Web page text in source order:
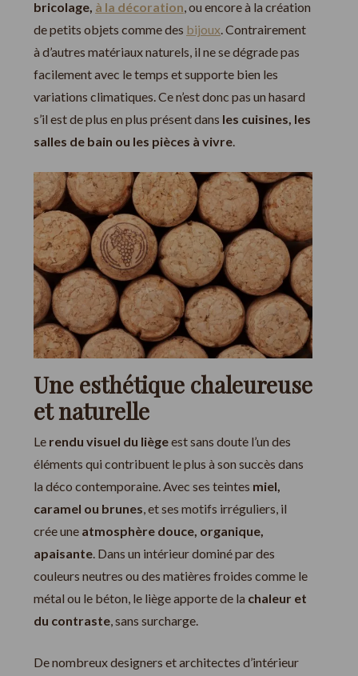
bricolage, à la décoration, ou encore à la création
de petits objets comme des bijoux. Contrairement
à d’autres matériaux naturels, il ne se dégrade pas
facilement avec le temps et supporte bien les
variations climatiques. Ce n’est donc pas un hasard
s’il est de plus en plus présent dans les cuisines, les
salles de bain ou les pièces à vivre.
Une esthétique chaleureuse
et naturelle
Le rendu visuel du liègeest sans doute l’un des
éléments qui contribuent le plus à son succès dans
la déco contemporaine. Avec ses teintes miel,
caramel ou brunes, et ses motifs irréguliers, il
crée une atmosphère douce, organique,
apaisante. Dans un intérieur dominé par des
couleurs neutres ou des matières froides comme le
métal ou le béton, le liège apporte de la chaleur et
du contraste, sans surcharge.
De nombreux designers et architectes d’intérieur